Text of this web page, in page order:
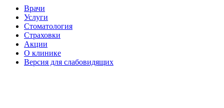
Врачи
Услуги
Стоматология
Страховки
Акции
О клинике
Версия для слабовидящих